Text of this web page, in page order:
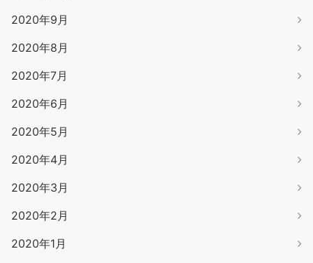
2020年9月
2020年8月
2020年7月
2020年6月
2020年5月
2020年4月
2020年3月
2020年2月
2020年1月